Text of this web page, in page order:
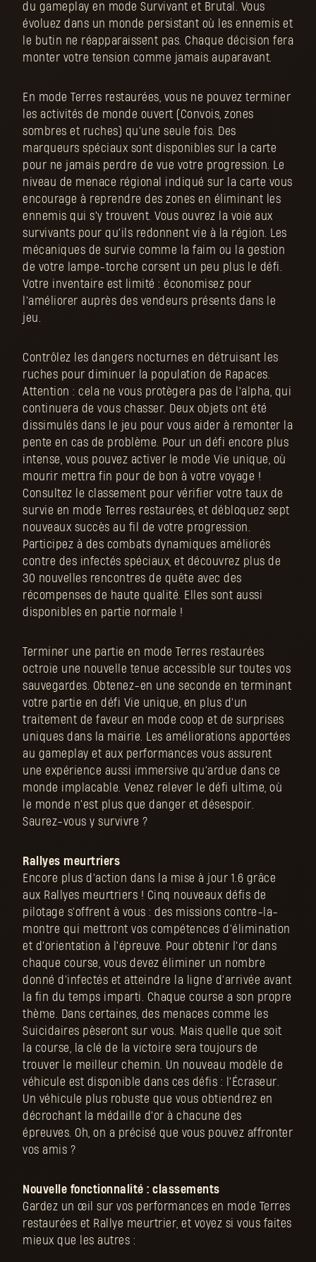
du gameplay en mode Survivant et Brutal. Vous
évoluez dans un monde persistant où les ennemis et
le butin ne réapparaissent pas. Chaque décision fera
monter votre tension comme jamais auparavant.
En mode Terres restaurées, vous ne pouvez terminer
les activités de monde ouvert (Convois, zones
sombres et ruches) qu'une seule fois. Des
marqueurs spéciaux sont disponibles sur la carte
pour ne jamais perdre de vue votre progression. Le
niveau de menace régional indiqué sur la carte vous
encourage à reprendre des zones en éliminant les
ennemis qui s'y trouvent. Vous ouvrez la voie aux
survivants pour qu'ils redonnent vie à la région. Les
mécaniques de survie comme la faim ou la gestion
de votre lampe-torche corsent un peu plus le défi.
Votre inventaire est limité : économisez pour
l'améliorer auprès des vendeurs présents dans le
jeu.
Contrôlez les dangers nocturnes en détruisant les
ruches pour diminuer la population de Rapaces.
Attention : cela ne vous protègera pas de l'alpha, qui
continuera de vous chasser. Deux objets ont été
dissimulés dans le jeu pour vous aider à remonter la
pente en cas de problème. Pour un défi encore plus
intense, vous pouvez activer le mode Vie unique, où
mourir mettra fin pour de bon à votre voyage !
Consultez le classement pour vérifier votre taux de
survie en mode Terres restaurées, et débloquez sept
nouveaux succès au fil de votre progression.
Participez à des combats dynamiques améliorés
contre des infectés spéciaux, et découvrez plus de
30 nouvelles rencontres de quête avec des
récompenses de haute qualité. Elles sont aussi
disponibles en partie normale !
Terminer une partie en mode Terres restaurées
octroie une nouvelle tenue accessible sur toutes vos
sauvegardes. Obtenez-en une seconde en terminant
votre partie en défi Vie unique, en plus d'un
traitement de faveur en mode coop et de surprises
uniques dans la mairie. Les améliorations apportées
au gameplay et aux performances vous assurent
une expérience aussi immersive qu'ardue dans ce
monde implacable. Venez relever le défi ultime, où
le monde n'est plus que danger et désespoir.
Saurez-vous y survivre ?
Rallyes meurtriers
Encore plus d'action dans la mise à jour 1.6 grâce
aux Rallyes meurtriers ! Cinq nouveaux défis de
pilotage s'offrent à vous : des missions contre-la-
montre qui mettront vos compétences d'élimination
et d'orientation à l'épreuve. Pour obtenir l'or dans
chaque course, vous devez éliminer un nombre
donné d'infectés et atteindre la ligne d'arrivée avant
la fin du temps imparti. Chaque course a son propre
thème. Dans certaines, des menaces comme les
Suicidaires pèseront sur vous. Mais quelle que soit
la course, la clé de la victoire sera toujours de
trouver le meilleur chemin. Un nouveau modèle de
véhicule est disponible dans ces défis : l'Écraseur.
Un véhicule plus robuste que vous obtiendrez en
décrochant la médaille d'or à chacune des
épreuves. Oh, on a précisé que vous pouvez affronter
vos amis ?
Nouvelle fonctionnalité : classements
Gardez un œil sur vos performances en mode Terres
restaurées et Rallye meurtrier, et voyez si vous faites
mieux que les autres :